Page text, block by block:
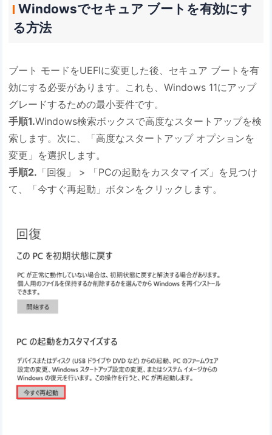
Windowsでセキュア ブートを有効にす
る方法
ブート モードをUEFIに変更した後、セキュア ブートを有
効にする必要があります。これも、Windows 11にアップ
グレードするための最小要件です。
手順1.Windows検索ボックスで高度なスタートアップを検
索します。次に、「高度なスタートアップ オプションを
変更」を選択します。
手順2. 「回復」 > 「PCの起動をカスタマイズ」を見つけ
て、「今すぐ再起動」ボタンをクリックします。